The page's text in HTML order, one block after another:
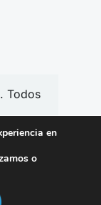
Todos
en
o